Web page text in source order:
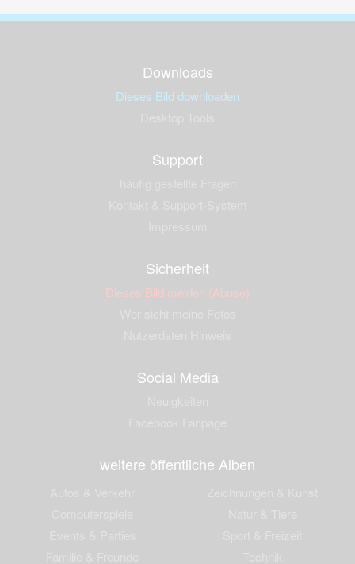
Downloads
Dieses Bild downloaden
Support
Sicherheit
Dieses Bild melden (Abuse)
Social Media
weitere öffentliche Alben